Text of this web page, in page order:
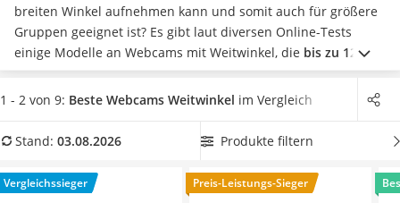
Gaming-PC
Soundbar
17-Zoll-Laptop
Satellitenschüssel
Gaming-Headset
Tablets unter 200 Euro
Lichtwecker
Acer Aspire
breiten Winkel aufnehmen kann und somit auch für größere
Gruppen geeignet ist? Es gibt laut diversen Online-Tests
einige Modelle an Webcams mit Weitwinkel, die bis zu 120°
aufnehmenkönnen. Wählen Sie jetzt aus unserer
Produkttabelle eine Webcam mit Weitwinkel aus, die eine
Gesprächspartnern perfekt gesehen werden. Überzeugt hat
C930e* mit seinen Eigenschaften.
1 - 2 von 9: Beste Webcams Weitwinkel im Vergleich
Stand: 03.08.2026 Produkte filtern
Vergleichssieger Preis-Leistungs-Sieger